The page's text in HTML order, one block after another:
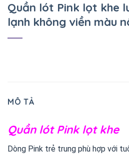
Quần lót Pink lọt khe
lạnh không viền màu
MÔ TẢ
Quần lót Pink lọt khe
Dòng Pink trẻ trung phù hợp với